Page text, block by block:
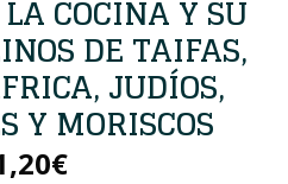
COCINA Y SU
DE TAIFAS,
JUDÍOS,
Y MORISCOS